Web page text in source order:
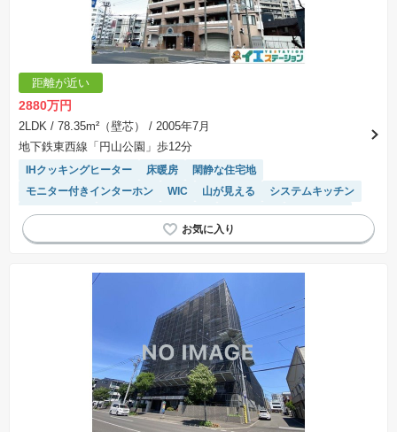
距離が近い
2880万円
2LDK / 78.35m²（壁芯）
/ 2005年7月
地下鉄東西線「円山公園」歩12分
IHクッキングヒーター 床暖房
閑静な住宅地
モニター付きインターホン
WIC 山が見える
システムキッチン
対面キッチン
駐輪場・バイク置き場 陽当り良好
浴室乾燥機
宅配ボックス
エレベーター